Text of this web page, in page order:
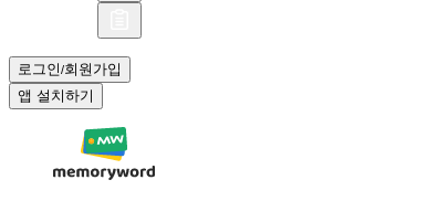
로그인/회원가입
앱 설치하기